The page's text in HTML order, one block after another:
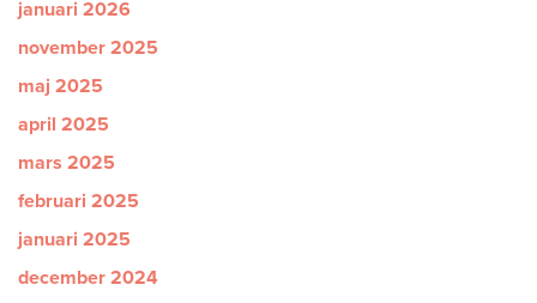
januari 2026
november 2025
maj 2025
april 2025
mars 2025
februari 2025
januari 2025
december 2024